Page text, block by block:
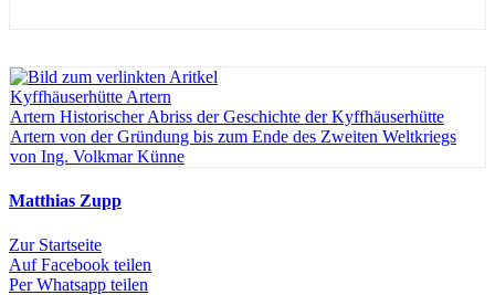
Kyffhäuserhütte Artern
Artern Historischer Abriss der Geschichte der Kyffhäuserhütte
Artern von der Gründung bis zum Ende des Zweiten Weltkriegs
von Ing. Volkmar Künne
Matthias Zupp
Zur Startseite
Auf Facebook teilen
Per Whatsapp teilen